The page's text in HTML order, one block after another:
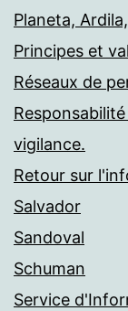
Planeta,
Principes et
Réseaux de
vigilance.
Retour sur
Salvador
Sandoval
Schuman
Service